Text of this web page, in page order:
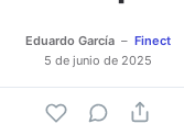
Eduardo García
Finect
5 de junio de 2025